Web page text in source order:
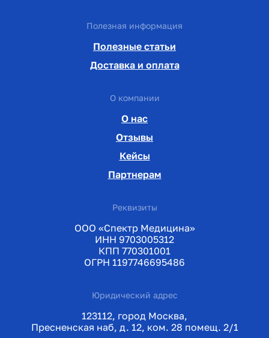
Полезная информация
Полезные статьи
Доставка и оплата
О компании
О нас
Отзывы
Кейсы
Партнерам
Реквизиты
ООО «Спектр Медицина»
ИНН 9703005312
КПП 770301001
ОГРН 1197746695486
Юридический адрес
123112, город Москва,
Пресненская наб, д. 12, ком. 28 помещ. 2/1